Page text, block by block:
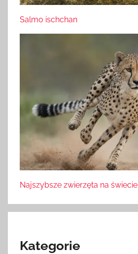
Salmo ischchan
Najszybsze zwierzęta na świecie
Kategorie